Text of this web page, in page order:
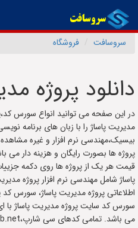
سروسافت
فروشگاه
دانلود پروژه
در این صفحه می توانید انواع سورس
مدیریت پاساژ را با زبان های برنامه
بیسیک،مهندسی نرم افزار و غیره
پروژه ها بصورت رایگان و هزینه دار می
قیمت هر یک از پروژه ها روی دکمه
پاساژ شامل مهندسی نرم افزار پروژه
اطلاعاتی پروژه مدیریت پاساژ، سورس
سورس کد سایت پروژه مدیریت پاساژ